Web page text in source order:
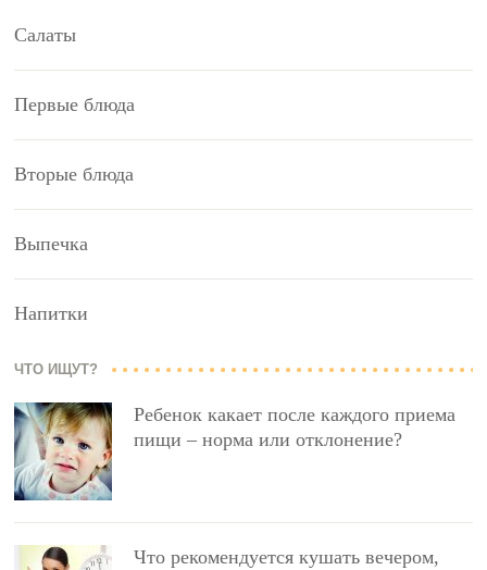
Салаты
Первые блюда
Вторые блюда
Выпечка
Напитки
ЧТО ИЩУТ?
Ребенок какает после каждого приема
пищи – норма или отклонение?
Что рекомендуется кушать вечером,